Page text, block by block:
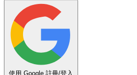
使用 Google 註冊/登入